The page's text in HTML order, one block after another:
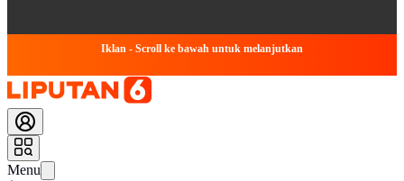
Iklan - Scroll ke bawah untuk melanjutkan
Menu